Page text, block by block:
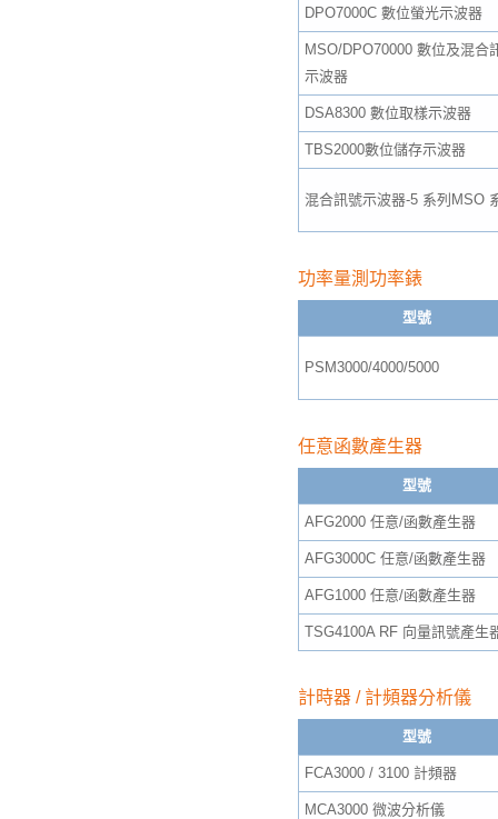
DPO7000C 數位螢光示波器
MSO/DPO70000 數位及混合
示波器
DSA8300 數位取樣示波器
TBS2000數位儲存示波器
混合訊號示波器-5 系列MSO
功率量測功率錶
型號
PSM3000/4000/5000
任意函數產生器
型號
AFG2000 任意/函數產生器
AFG3000C 任意/函數產生器
AFG1000 任意/函數產生器
TSG4100A RF 向量訊號產生
計時器 / 計頻器分析儀
型號
FCA3000 / 3100 計頻器
MCA3000 微波分析儀